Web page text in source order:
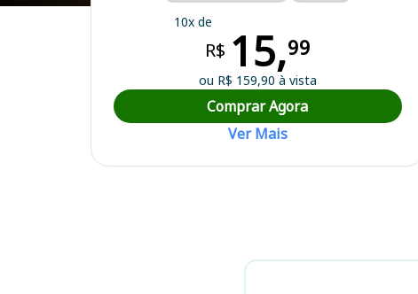
Curso Preparatório para o Concurso Goiás/GO - Prefeitura Municipal
10x de
R$ 15,99
ou R$ 159,90 à vista
Comprar Agora
Ver Mais